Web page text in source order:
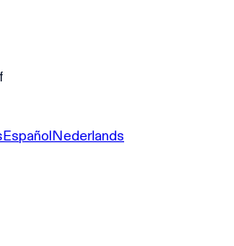
EspañolNederlands